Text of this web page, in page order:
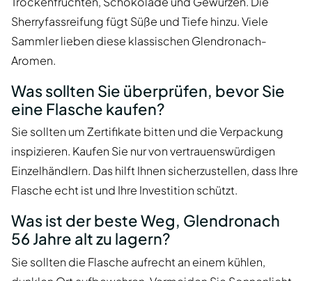
Sherryfassreifung fügt Süße und Tiefe hinzu. Viele
Sammler lieben diese klassischen Glendronach-
Aromen.
Was sollten Sie überprüfen, bevor Sie
eine Flasche kaufen?
Sie sollten um Zertifikate bitten und die Verpackung
inspizieren. Kaufen Sie nur von vertrauenswürdigen
Einzelhändlern. Das hilft Ihnen sicherzustellen, dass Ihre
Flasche echt ist und Ihre Investition schützt.
Was ist der beste Weg, Glendronach
56 Jahre alt zu lagern?
Sie sollten die Flasche aufrecht an einem kühlen,